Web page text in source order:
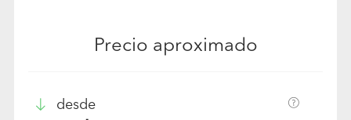
Precio aproximado
desde